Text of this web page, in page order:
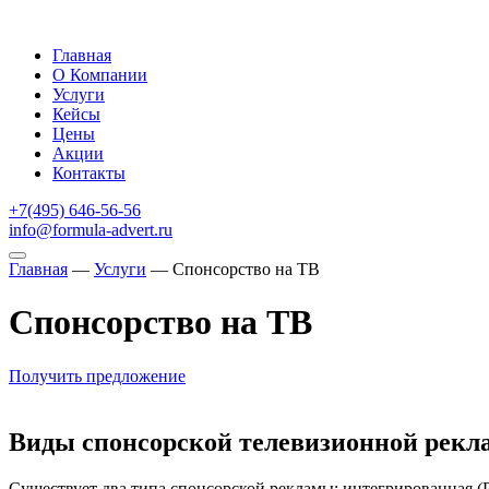
Главная
О Компании
Услуги
Кейсы
Цены
Акции
Контакты
+7(495) 646-56-56
info@formula-advert.ru
Главная — Услуги — Спонсорство на ТВ
Спонсорство на ТВ
Получить предложение
Виды спонсорской телевизионной